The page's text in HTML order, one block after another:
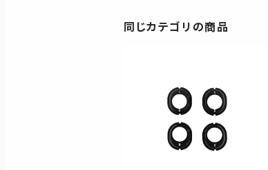
同じカテゴリの商品